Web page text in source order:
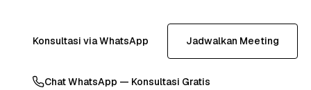
Konsultasi via WhatsApp Jadwalkan Meeting
Chat WhatsApp — Konsultasi Gratis